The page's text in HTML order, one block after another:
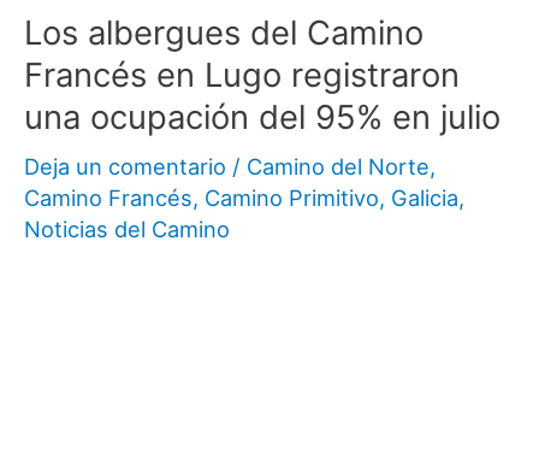
Los albergues del Camino
Francés en Lugo registraron
una ocupación del 95% en julio
Deja un comentario / Camino del Norte,
Camino Francés, Camino Primitivo, Galicia,
Noticias del Camino